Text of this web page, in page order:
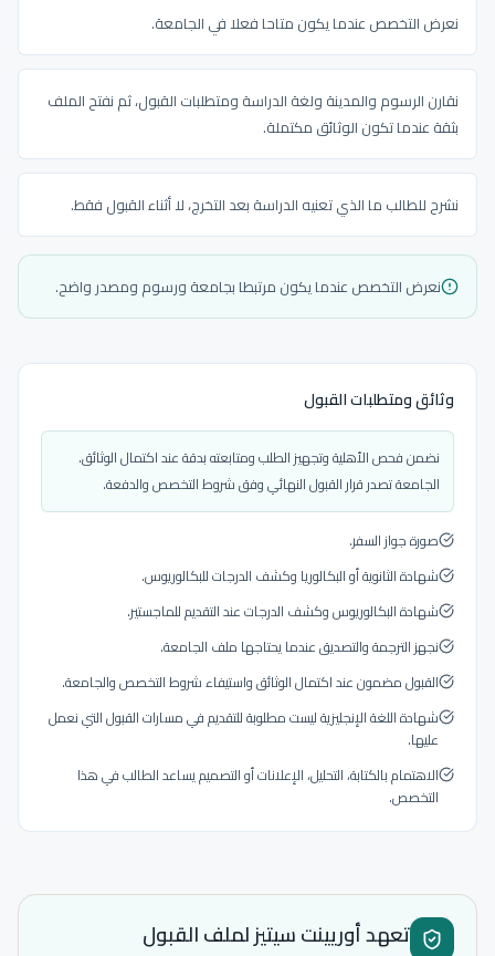
نعرض التخصص عندما يكون متاحا فعلا في الجامعة.
نقارن الرسوم والمدينة ولغة الدراسة ومتطلبات القبول، ثم نفتح الملف
بثقة عندما تكون الوثائق مكتملة.
نشرح للطالب ما الذي تعنيه الدراسة بعد التخرج، لا أثناء القبول فقط.
نعرض التخصص عندما يكون مرتبطا بجامعة ورسوم ومصدر واضح.
وثائق ومتطلبات القبول
نضمن فحص الأهلية وتجهيز الطلب ومتابعته بدقة عند اكتمال الوثائق.
الجامعة تصدر قرار القبول النهائي وفق شروط التخصص والدفعة.
صورة جواز السفر.
شهادة الثانوية أو البكالوريا وكشف الدرجات للبكالوريوس.
شهادة البكالوريوس وكشف الدرجات عند التقديم للماجستير.
نجهز الترجمة والتصديق عندما يحتاجها ملف الجامعة.
القبول مضمون عند اكتمال الوثائق واستيفاء شروط التخصص والجامعة.
شهادة اللغة الإنجليزية ليست مطلوبة للتقديم في مسارات القبول التي نعمل
عليها.
الاهتمام بالكتابة، التحليل، الإعلانات أو التصميم يساعد الطالب في هذا
التخصص.
تعهد أوريينت سيتيز لملف القبول